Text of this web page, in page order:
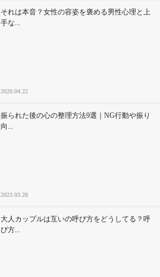
それは本音？女性の容姿を褒める男性心理と上
手な...
2020.04.22
振られた後の心の整理方法9選｜NG行動や振り
向...
2023.03.28
大人カップルは互いの呼び方をどうしてる？呼
び方...